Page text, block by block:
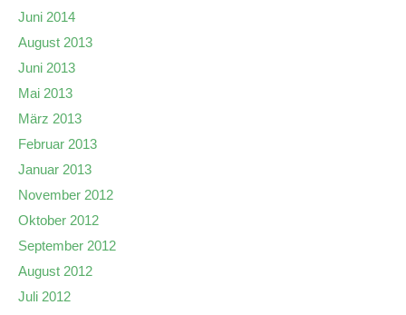
Juni 2014
August 2013
Juni 2013
Mai 2013
März 2013
Februar 2013
Januar 2013
November 2012
Oktober 2012
September 2012
August 2012
Juli 2012